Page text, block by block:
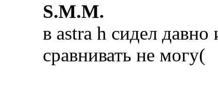
S.M.M.
в astra h сидел давно
сравнивать не могу(